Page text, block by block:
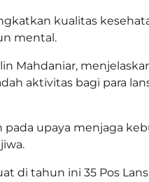
kualitas
mental.
Mahdaniar,
aktivitas bagi para
upaya menjaga
di tahun ini 35 Pos